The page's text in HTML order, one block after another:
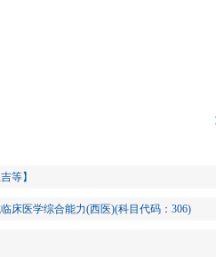
等】
床医学综合能力(西医)(科目代码：306)